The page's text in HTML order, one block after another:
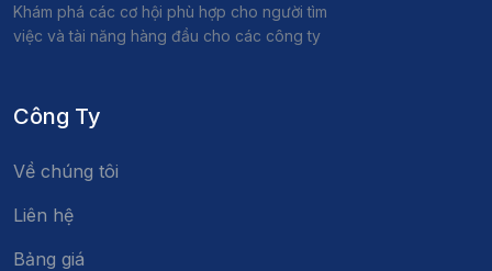
Khám phá các cơ hội phù hợp cho người tìm
việc và tài năng hàng đầu cho các công ty
Công Ty
Về chúng tôi
Liên hệ
Bảng giá